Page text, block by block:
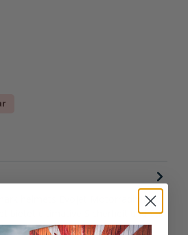
nicht verfügbar.)
nicht verfügbar.)
helmets Evojet Motorradhelm
bietet ultimative Sicherheit und Stil